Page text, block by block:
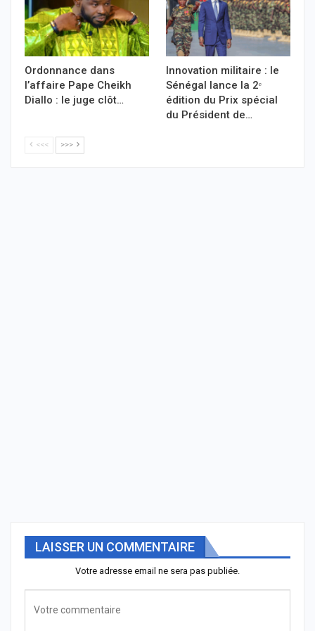
Ordonnance dans
l’affaire Pape Cheikh
Diallo : le juge clôt…
Innovation militaire : le
Sénégal lance la 2ᵉ
édition du Prix spécial
du Président de…
<<< >>>
LAISSER UN COMMENTAIRE
Votre adresse email ne sera pas publiée.